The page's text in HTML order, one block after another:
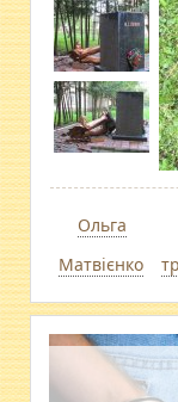
Ольга
Матвієнко